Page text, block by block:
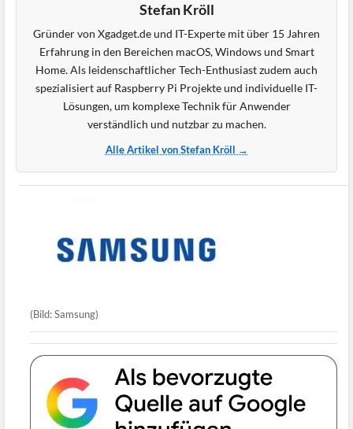
Stefan Kröll
Gründer von Xgadget.de und IT-Experte mit über 15 Jahren
Erfahrung in den Bereichen macOS, Windows und Smart
Home. Als leidenschaftlicher Tech-Enthusiast zudem auch
spezialisiert auf Raspberry Pi Projekte und individuelle IT-
Lösungen, um komplexe Technik für Anwender
verständlich und nutzbar zu machen.
Alle Artikel von Stefan Kröll →
(Bild: Samsung)